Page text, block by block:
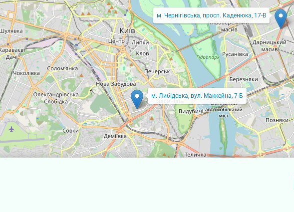
м. Либідська, вул. Маккейна, 7-Б
м. Чернігівська, просп. Каденюка, 17-В